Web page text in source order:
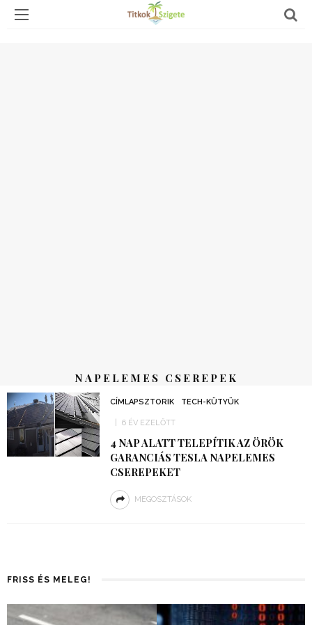
NAPELEMES CSEREPEK
CÍMLAPSZTORIK TECH-KÜTYÜK
6 ÉV EZELŐTT
4 NAP ALATT TELEPÍTIK AZ ÖRÖK
GARANCIÁS TESLA NAPELEMES
CSEREPEKET
MEGOSZTÁSOK
FRISS ÉS MELEG!